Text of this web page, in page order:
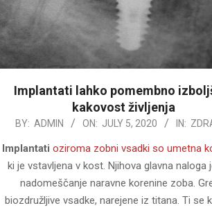
Implantati lahko pomembno
kakovost življenja
2020-BY: ADMIN ON: JULY 5, 2020 IN:
Implantati oziroma zobni vsadki so umetna
ki je vstavljena v kost. Njihova glavna naloga
nadomeščanje naravne korenine zoba.
biozdružljive vsadke, narejene iz titana. Ti se